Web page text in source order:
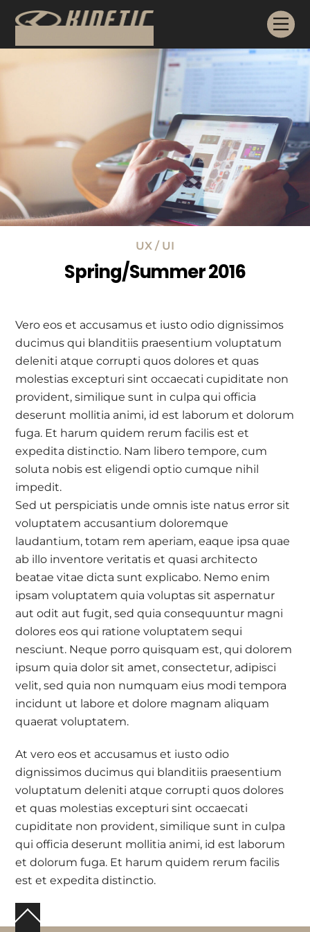
content
UX / UI
Spring/Summer 2016
Vero eos et accusamus et iusto odio dignissimos
ducimus qui blanditiis praesentium voluptatum
deleniti atque corrupti quos dolores et quas
molestias excepturi sint occaecati cupiditate non
provident, similique sunt in culpa qui officia
deserunt mollitia animi, id est laborum et dolorum
fuga. Et harum quidem rerum facilis est et
expedita distinctio. Nam libero tempore, cum
soluta nobis est eligendi optio cumque nihil
impedit.
Sed ut perspiciatis unde omnis iste natus error sit
voluptatem accusantium doloremque
laudantium, totam rem aperiam, eaque ipsa quae
ab illo inventore veritatis et quasi architecto
beatae vitae dicta sunt explicabo. Nemo enim
ipsam voluptatem quia voluptas sit aspernatur
aut odit aut fugit, sed quia consequuntur magni
dolores eos qui ratione voluptatem sequi
nesciunt. Neque porro quisquam est, qui dolorem
ipsum quia dolor sit amet, consectetur, adipisci
velit, sed quia non numquam eius modi tempora
incidunt ut labore et dolore magnam aliquam
quaerat voluptatem.
At vero eos et accusamus et iusto odio
dignissimos ducimus qui blanditiis praesentium
voluptatum deleniti atque corrupti quos dolores
et quas molestias excepturi sint occaecati
cupiditate non provident, similique sunt in culpa
qui officia deserunt mollitia animi, id est laborum
et dolorum fuga. Et harum quidem rerum facilis
est et expedita distinctio.
Back